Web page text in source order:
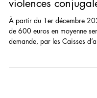
Une aide
euros pour les
violences
À partir du 1er décembre